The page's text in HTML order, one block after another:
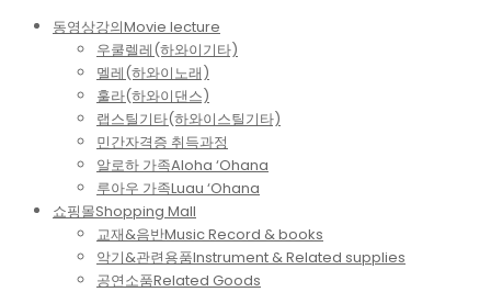
Menu
동영상강의Movie lecture
우쿨렐레(하와이기타)
멜레(하와이노래)
훌라(하와이댄스)
랩스틸기타(하와이스틸기타)
민간자격증 취득과정
알로하 가족Aloha ‘Ohana
루아우 가족Luau ‘Ohana
쇼핑몰Shopping Mall
교재&음반Music Record & books
악기&관련용품Instrument & Related supplies
공연소품Related Goods